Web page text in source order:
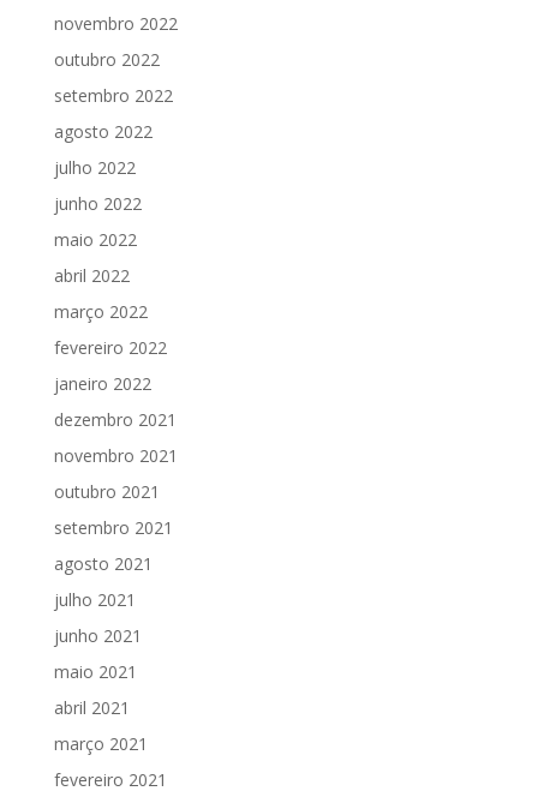
novembro 2022
outubro 2022
setembro 2022
agosto 2022
julho 2022
junho 2022
maio 2022
abril 2022
março 2022
fevereiro 2022
janeiro 2022
dezembro 2021
novembro 2021
outubro 2021
setembro 2021
agosto 2021
julho 2021
junho 2021
maio 2021
abril 2021
março 2021
fevereiro 2021